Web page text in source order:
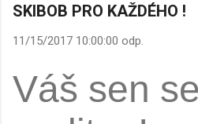
SKIBOB PRO KAŽDÉHO !
11/15/2017 10:00:00 odp.
Váš sen